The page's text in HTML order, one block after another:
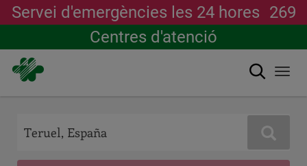
contingut
Servei d'emergències les 24 hores 269
Centres d'atenció
Cerca
Cerca